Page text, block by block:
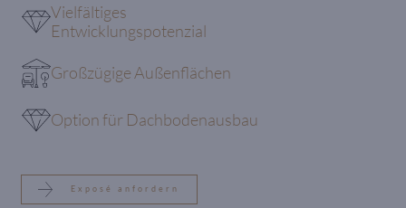
Vielfältiges
Entwicklungspotenzial
Großzügige Außenflächen
Option für Dachbodenausbau
Exposé anfordern